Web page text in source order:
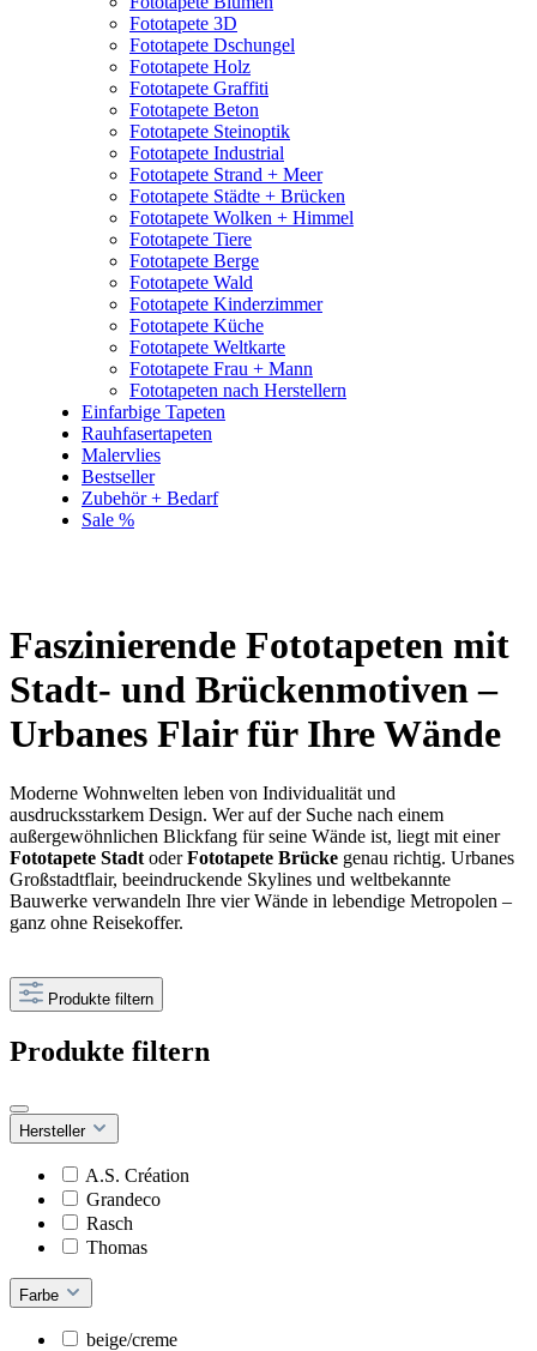
Fototapete 3D
Fototapete Dschungel
Fototapete Holz
Fototapete Graffiti
Fototapete Beton
Fototapete Steinoptik
Fototapete Industrial
Fototapete Strand + Meer
Fototapete Städte + Brücken
Fototapete Wolken + Himmel
Fototapete Tiere
Fototapete Berge
Fototapete Wald
Fototapete Kinderzimmer
Fototapete Küche
Fototapete Weltkarte
Fototapete Frau + Mann
Fototapeten nach Herstellern
Einfarbige Tapeten
Rauhfasertapeten
Malervlies
Bestseller
Zubehör + Bedarf
Sale %
Faszinierende Fototapeten mit
Stadt- und Brückenmotiven –
Urbanes Flair für Ihre Wände
Moderne Wohnwelten leben von Individualität und
ausdrucksstarkem Design. Wer auf der Suche nach einem
außergewöhnlichen Blickfang für seine Wände ist, liegt mit einer
Fototapete Stadt oderFototapete Brücke genau richtig. Urbanes
Großstadtflair, beeindruckende Skylines und weltbekannte
Bauwerke verwandeln Ihre vier Wände in lebendige Metropolen –
ganz ohne Reisekoffer.
Produkte filtern
Produkte filtern
Hersteller
A.S. Création
Grandeco
Rasch
Thomas
Farbe
beige/creme